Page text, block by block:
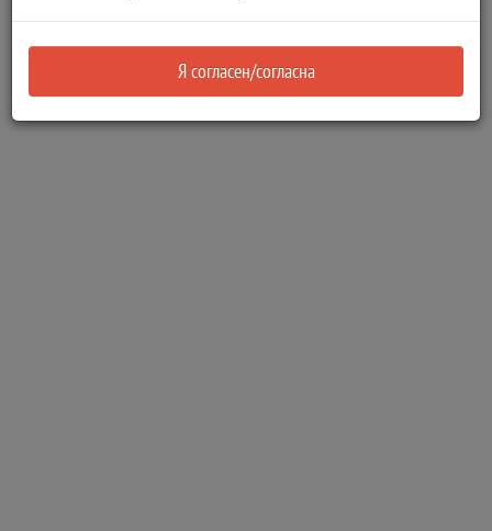
Я согласен/согласна